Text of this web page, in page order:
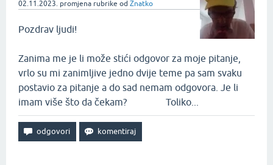
02.11.2023. promjena rubrike od Znatko
Pozdrav ljudi!
Zanima me je li može stići odgovor za moje pitanje,
vrlo su mi zanimljive jedno dvije teme pa sam svaku
postavio za pitanje a do sad nemam odgovora. Je li
imam više što da čekam? Toliko...